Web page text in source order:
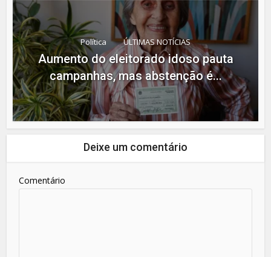
Política ÚLTIMAS NOTÍCIAS
Aumento do eleitorado idoso pauta
campanhas, mas abstenção é...
Deixe um comentário
Comentário